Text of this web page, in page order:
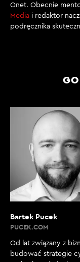
Onet. Obecnie
Media i redaktor
podręcznika
Bartek Pucek
PUCEK.COM
Od lat związany z
budować strategie